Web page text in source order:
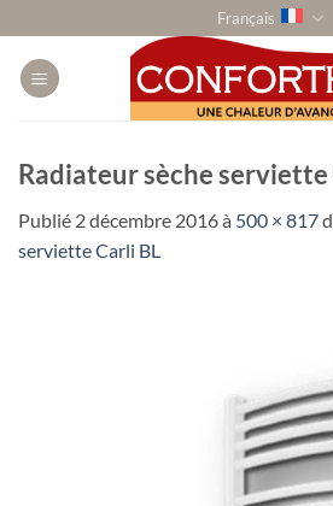
au
contenu
Français
Radiateur sèche serviette
Publié 2 décembre 2016à 500 × 817
serviette Carli BL